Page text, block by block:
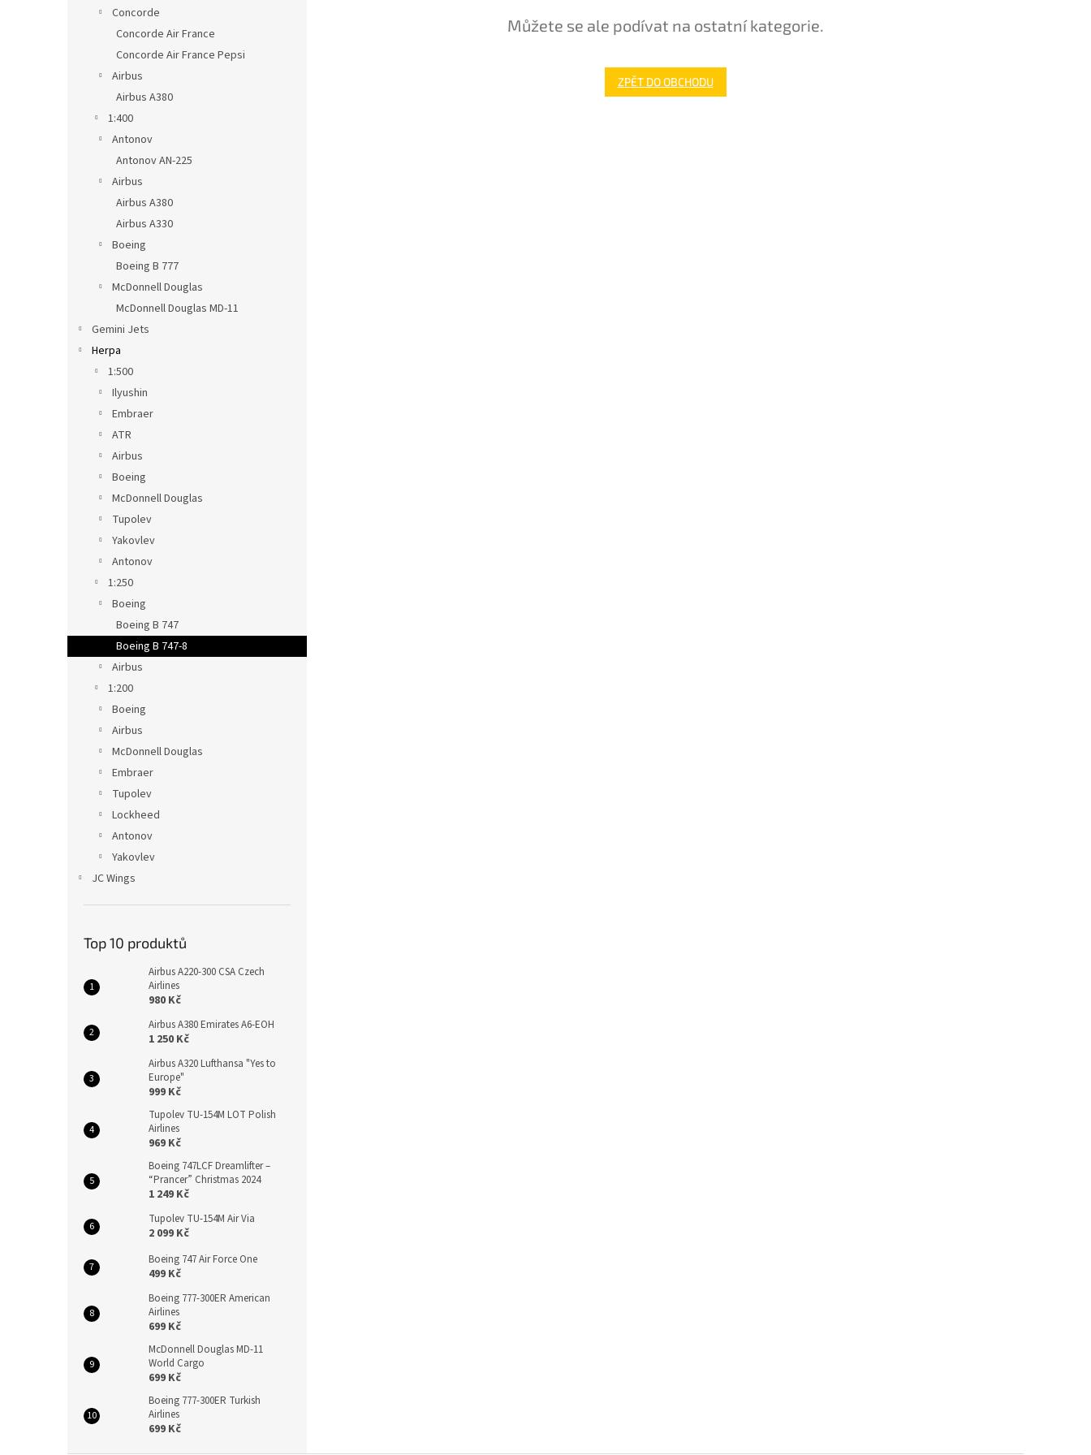
Concorde
Concorde Air France
Concorde Air France Pepsi
Airbus
Airbus A380
1:400
Antonov
Antonov AN-225
Airbus
Airbus A380
Airbus A330
Boeing
Boeing B 777
McDonnell Douglas
McDonnell Douglas MD-11
Gemini Jets
Herpa
1:500
Ilyushin
Embraer
ATR
Airbus
Boeing
McDonnell Douglas
Tupolev
Yakovlev
Antonov
1:250
Boeing
Boeing B 747
Boeing B 747-8
Airbus
1:200
Boeing
Airbus
McDonnell Douglas
Embraer
Tupolev
Lockheed
Antonov
Yakovlev
JC Wings
Top 10 produktů
Airbus A220-300 CSA Czech
Airlines
980 Kč
Airbus A380 Emirates A6-EOH
1 250 Kč
Airbus A320 Lufthansa "Yes to
Europe"
999 Kč
Tupolev TU-154M LOT Polish
Airlines
969 Kč
Boeing 747LCF Dreamlifter –
“Prancer” Christmas 2024
1 249 Kč
Tupolev TU-154M Air Via
2 099 Kč
Boeing 747 Air Force One
499 Kč
Boeing 777-300ER American
Airlines
699 Kč
McDonnell Douglas MD-11
World Cargo
699 Kč
Boeing 777-300ER Turkish
Airlines
699 Kč
Můžete se ale podívat na ostatní kategorie.
ZPĚT DO OBCHODU